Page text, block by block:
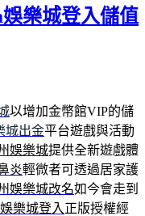
樂城登入儲值
以增加金幣館VIP的儲
城出金平台遊戲與活動
娛樂城提供全新遊戲體
炎輕微者可透過居家護
娛樂城改名如今會走到
樂城登入 正版授權經